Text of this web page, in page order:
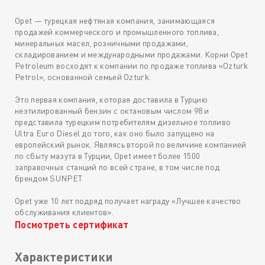
Opet — турецкая нефтяная компания, занимающаяся
продажей коммерческого и промышленного топлива,
минеральных масел, розничными продажами,
складированием и международными продажами. Корни Opet
Petroleum восходят к компании по продаже топлива «Ozturk
Petrol», основанной семьей Ozturk.
Это первая компания, которая доставила в Турцию
неэтилированный бензин с октановым числом 98 и
представила турецким потребителям дизельное топливо
Ultra Euro Diesel до того, как оно было запущено на
европейский рынок. Являясь второй по величине компанией
по сбыту мазута в Турции, Opet имеет более 1500
заправочных станций по всей стране, в том числе под
брендом SUNPET.
Opet уже 10 лет подряд получает награду «Лучшее качество
обслуживания клиентов».
Посмотреть сертификат
Характеристики